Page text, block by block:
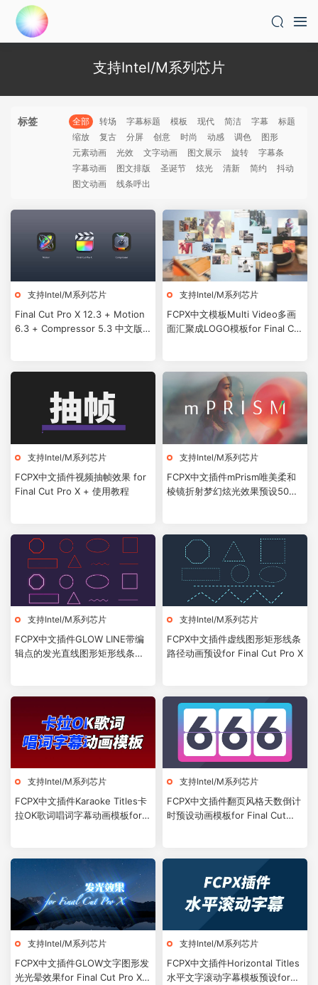
支持Intel/M系列芯片
标签 全部 转场 字幕标题 模板 现代 简洁 字幕
标题
缩放
复古 分屏 创意 时尚 动感 调色
图形
元素动画
光效 文字动画 图文展示 旋转
字幕条
字幕动画
图文排版 圣诞节 炫光 清新 简约
抖动
图文动画
线条呼出
支持Intel/M系列芯片
Final Cut Pro X 12.3 + Motion
6.3 + Compressor 5.3 中文版/
支持Intel/M系列芯片
FCPX中文模板Multi Video多画
面汇聚成LOGO模板for Final Cut
支持Intel/M系列芯片
FCPX中文插件视频抽帧效果 for
Final Cut Pro X + 使用教程
支持Intel/M系列芯片
FCPX中文插件mPrism唯美柔和
棱镜折射梦幻炫光效果预设50个
支持Intel/M系列芯片
FCPX中文插件GLOW LINE带编
辑点的发光直线图形矩形线条路
支持Intel/M系列芯片
FCPX中文插件虚线图形矩形线条
路径动画预设for Final Cut Pro X
支持Intel/M系列芯片
FCPX中文插件Karaoke Titles卡
拉OK歌词唱词字幕动画模板for
支持Intel/M系列芯片
FCPX中文插件翻页风格天数倒计
时预设动画模板for Final Cut
支持Intel/M系列芯片
FCPX中文插件GLOW文字图形发
光光晕效果for Final Cut Pro X +
支持Intel/M系列芯片
FCPX中文插件Horizontal Titles
水平文字滚动字幕模板预设for